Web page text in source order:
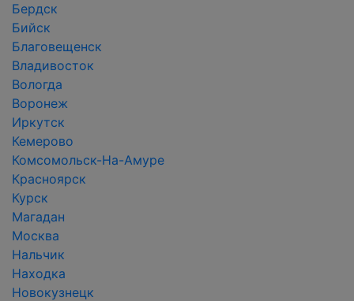
Бердск
Бийск
Благовещенск
Владивосток
Вологда
Воронеж
Иркутск
Кемерово
Комсомольск-На-Амуре
Красноярск
Курск
Магадан
Москва
Нальчик
Находка
Новокузнецк